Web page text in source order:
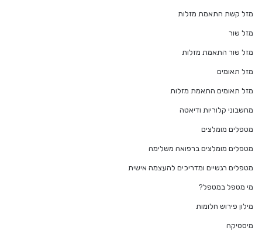
מזל קשת התאמת מזלות
מזל שור
מזל שור התאמת מזלות
מזל תאומים
מזל תאומים התאמת מזלות
מחשבוני קלוריות ודיאטה
מטפלים מומלצים
מטפלים מומלצים ברפואה משלימה
מטפלים רגשיים ומדריכים להעצמה אישית
מי מטפל במטפל?
מילון פירוש חלומות
מיסטיקה